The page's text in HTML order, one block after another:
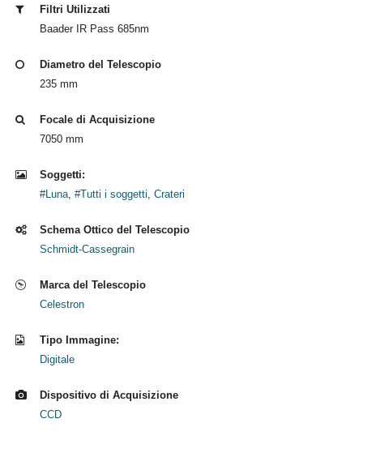
Filtri Utilizzati
Baader IR Pass 685nm
Diametro del Telescopio
235 mm
Focale di Acquisizione
7050 mm
Soggetti:
#Luna, #Tutti i soggetti, Crateri
Schema Ottico del Telescopio
Schmidt-Cassegrain
Marca del Telescopio
Celestron
Tipo Immagine:
Digitale
Dispositivo di Acquisizione
CCD